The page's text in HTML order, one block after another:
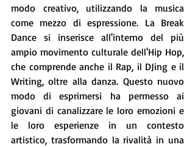
modo creativo, utilizzando la musica
come mezzo di espressione. La Break
Dance si inserisce all'interno del più
ampio movimento culturale dell'Hip Hop,
che comprende anche il Rap, il DJing e il
Writing, oltre alla danza. Questo nuovo
modo di esprimersi ha permesso ai
giovani di canalizzare le loro emozioni e
le loro esperienze in un contesto
artistico, trasformando la rivalità in una